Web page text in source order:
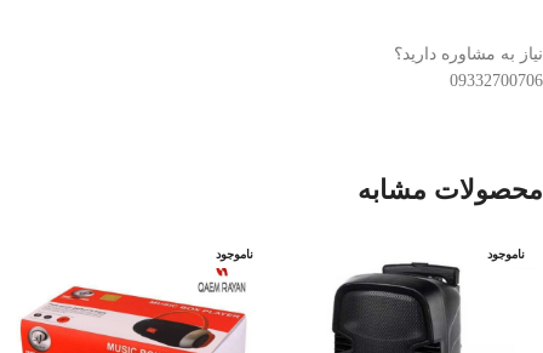
نیاز به مشاوره دارید؟
09332700706
محصولات مشابه
ناموجود ناموجود